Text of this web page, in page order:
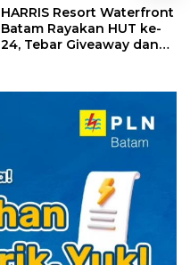
HARRIS Resort Waterfront
Batam Rayakan HUT ke-
24, Tebar Giveaway dan